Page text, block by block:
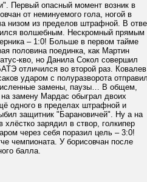
Первый опасный момент возник в
от неминуемого гола, ногой в
низом из пределов штрафной. В
волшебным. Нескромный прямым
– 1:0! Больше в первом тайме
половина поединка, как Мартин
кво, но Данила Сокол совершил
отличился во второй раз. Ковалев
ударом с полуразворота
замены, паузы… В общем,
замену Мардас обыграл двоих
одного в пределах штрафной и
защитник "Барановичей". Ну а на
зарядил в створ, голкипер
через себя поразил цель – 3:0!
чемпионата. У борисовчан после
балла.